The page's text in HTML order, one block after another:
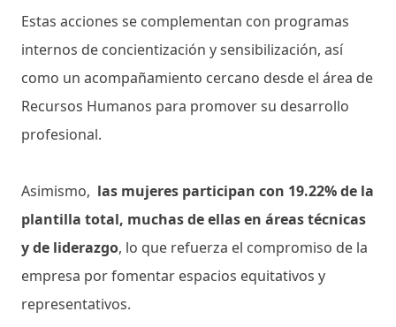
Estas acciones se complementan con programas
internos de concientización y sensibilización, así
como un acompañamiento cercano desde el área de
Recursos Humanos para promover su desarrollo
profesional.
Asimismo, las mujeres participan con 19.22% de la
plantilla total, muchas de ellas en áreas técnicas
y de liderazgo, lo que refuerza el compromiso de la
empresa por fomentar espacios equitativos y
representativos.